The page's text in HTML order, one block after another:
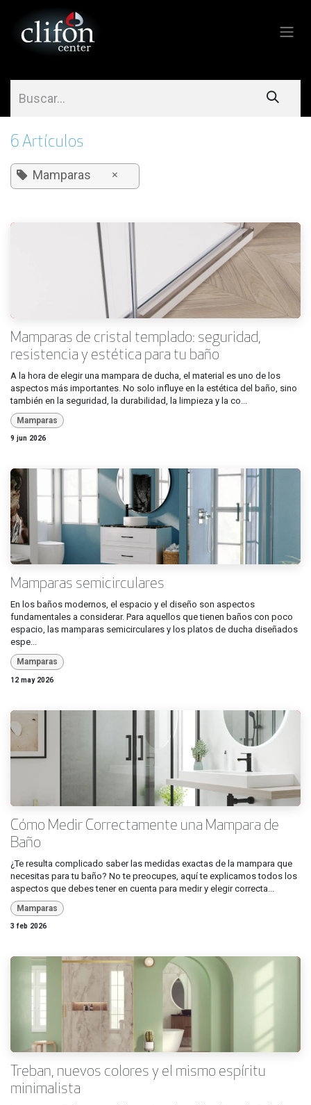
Ir al contenido
6 Artículos
Mamparas ×
Mamparas de cristal templado: seguridad,
resistencia y estética para tu baño
A la hora de elegir una mampara de ducha, el material es uno de los
aspectos más importantes. No solo influye en la estética del baño, sino
también en la seguridad, la durabilidad, la limpieza y la co...
Mamparas
9 jun 2026
Mamparas semicirculares
En los baños modernos, el espacio y el diseño son aspectos
fundamentales a considerar. Para aquellos que tienen baños con poco
espacio, las mamparas semicirculares y los platos de ducha diseñados
espe...
Mamparas
12 may 2026
Cómo Medir Correctamente una Mampara de
Baño
¿Te resulta complicado saber las medidas exactas de la mampara que
necesitas para tu baño? No te preocupes, aquí te explicamos todos los
aspectos que debes tener en cuenta para medir y elegir correcta...
Mamparas
3 feb 2026
Treban, nuevos colores y el mismo espíritu
minimalista